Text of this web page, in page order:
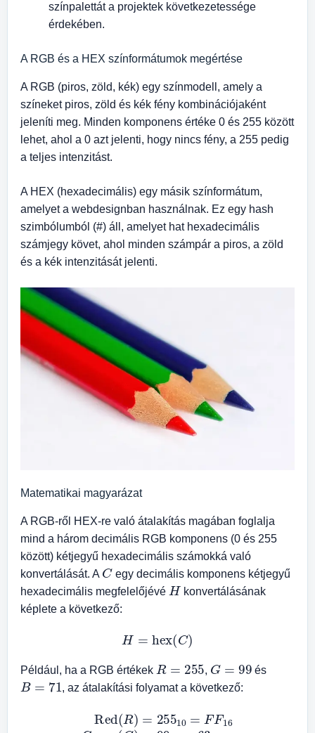
színpalettát a projektek következetessége
érdekében.
A RGB és a HEX színformátumok megértése
A RGB (piros, zöld, kék) egy színmodell, amely a
színeket piros, zöld és kék fény kombinációjaként
jeleníti meg. Minden komponens értéke 0 és 255 között
lehet, ahol a 0 azt jelenti, hogy nincs fény, a 255 pedig
a teljes intenzitást.
A HEX (hexadecimális) egy másik színformátum,
amelyet a webdesignban használnak. Ez egy hash
szimbólumból (#) áll, amelyet hat hexadecimális
számjegy követ, ahol minden számpár a piros, a zöld
és a kék intenzitását jelenti.
Matematikai magyarázat
A RGB-ről HEX-re való átalakítás magában foglalja
mind a három decimális RGB komponens (0 és 255
között) kétjegyű hexadecimális számokká való
konvertálását. A
C
egy decimális komponens kétjegyű
hexadecimális megfelelőjévé
H
konvertálásának
képlete a következő:
H hex(C)
Például, ha a RGB értékek
R 255
,
G= 99
és
B= 71
, az átalakítási folyamat a következő:
25510=FF16 Green )=99
Blue(B)= 7116= 16